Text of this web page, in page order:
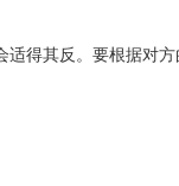
适得其反。要根据对方